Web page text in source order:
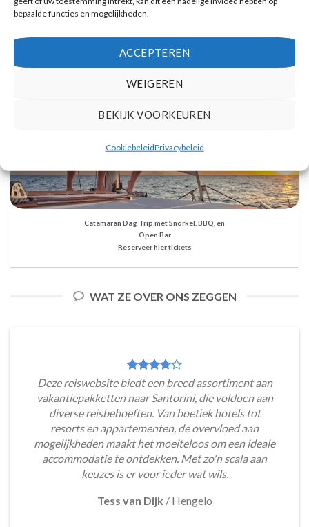
bepaalde functies en mogelijkheden.
ACCEPTEREN
WEIGEREN
BEKIJK VOORKEUREN
CookiebeleidPrivacybeleid
Catamaran Dag Trip met Snorkel, BBQ, en
Open Bar
Reserveer hier tickets
WAT ZE OVER ONS ZEGGEN
Deze reiswebsite biedt een breed assortiment aan
vakantiepakketten naar Santorini, die voldoen aan
diverse reisbehoeften. Van boetiek hotels tot
resorts en appartementen, de overvloed aan
mogelijkheden maakt het moeiteloos om een ideale
accommodatie te ontdekken. Met zo'n scala aan
keuzes is er voor ieder wat wils.
Tess van Dijk / Hengelo